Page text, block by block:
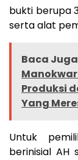
bukti berupa
serta alat
Baca
Produksi
Yang
Untuk
berinisial AH